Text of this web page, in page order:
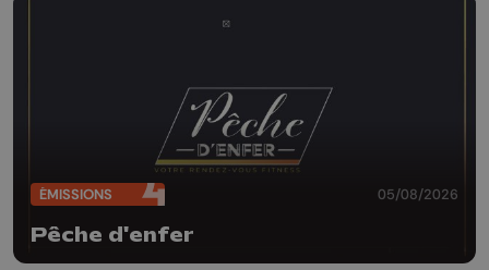
ÉMISSIONS 05/08/2026
Pêche d'enfer